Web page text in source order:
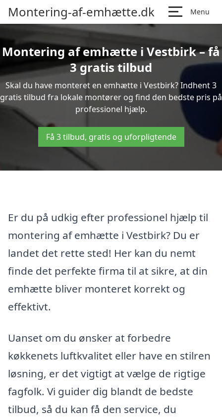
Montering-af-emhætte.dk Menu
Montering af emhætte i Vestbirk – få
3 gratis tilbud
Skal du have monteret en emhætte i Vestbirk? Indhent 3
gratis tilbud fra lokale montører og find den bedste pris på
professionel hjælp.
Få 3 tilbud, gratis og uforpligtende
Er du på udkig efter professionel hjælp til
montering af emhætte i Vestbirk? Du er
landet det rette sted! Her kan du nemt
finde det perfekte firma til at sikre, at din
emhætte bliver monteret korrekt og
effektivt.
Uanset om du ønsker at forbedre
køkkenets luftkvalitet eller have en stilren
løsning, er det vigtigt at vælge de rigtige
fagfolk. Vi guider dig blandt de bedste
tilbud, så du kan få den service, du